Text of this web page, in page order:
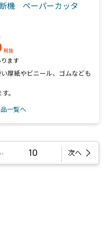
機 ペーパーカッタ
税抜
ます
厚紙やビニール、ゴムなども
。
一覧へ
10 次へ